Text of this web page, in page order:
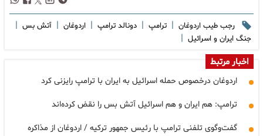
رجب طیب اردوغان | ترامپ | دونالد ترامپ | اردوغان | آتش بس |
جنگ ایران و اسرائیل |
اخبار مرتبط
اردوغان درخصوص حمله اسرائیل به ایران با ترامپ رایزنی کرد
ترامپ: هم ایران و هم اسرائیل آتش بس را نقض کرده‌اند
گفت‌وگوی تلفنی ترامپ با رئیس جمهور ترکیه / اردوغان از مذاکره